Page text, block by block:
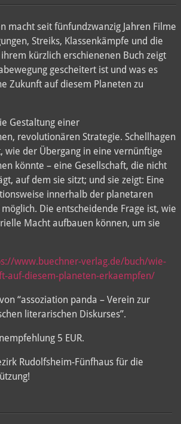
macht seit fünfundzwanzig Jahren Filme
Streiks, Klassenkämpfe und die
kürzlich erschienenen Buch zeigt
gescheitert ist und was es
Zukunft auf diesem Planeten zu
Gestaltung einer
revolutionären Strategie. Schellhagen
wie der Übergang in eine vernünftige
könnte – eine Gesellschaft, die nicht
auf dem sie sitzt; und sie zeigt: Eine
innerhalb der planetaren
Die entscheidende Frage ist, wie
Macht aufbauen können, um sie
www.buechner-verlag.de/buch/wie-
auf-diesem-planeten-erkaempfen/
“assoziation panda – Verein zur
literarischen Diskurses”.
5 EUR.
Rudolfsheim-Fünfhaus für die